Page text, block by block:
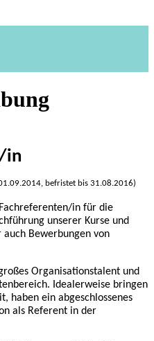
in
befristet bis 31.08.2016)
in für die
unserer Kurse und
Bewerbungen von
Organisationstalent und
Idealerweise bringen
haben ein abgeschlossenes
als Referent in der